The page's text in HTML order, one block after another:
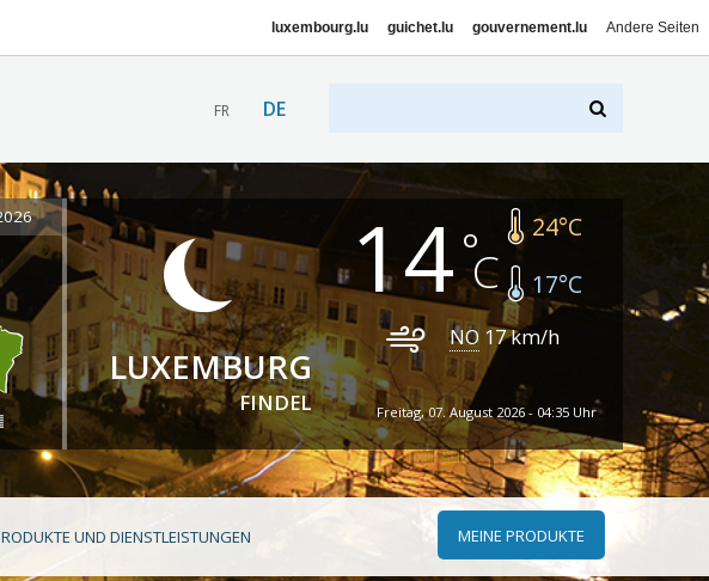
luxembourg.lu guichet.lu gouvernement.lu Andere Seiten
FR DE
LUXEMBURG
FINDEL
14 24°C
17°C
NO 17km/h
Freitag, 07. August 2026 - 04:35 Uhr
UND DIENSTLEISTUNGEN MEINE PRODUKTE